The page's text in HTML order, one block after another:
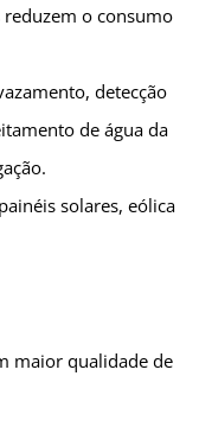
o consumo
detecção
de água da
solares, eólica
maior qualidade de